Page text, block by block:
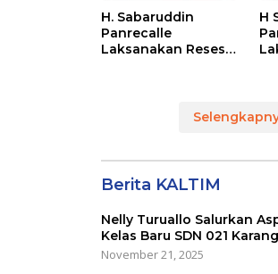
H. Sabaruddin
Panrecalle
Laksanakan Reses
H
Berita KALTIM
Nelly Turuallo Salurkan
Kelas Baru SDN 021
November 21, 2025